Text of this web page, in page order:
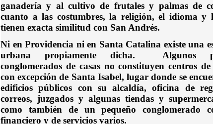
ganadería y al cultivo de frutales y palmas de
cuanto a las costumbres, la religión, el idioma y
tienen exacta similitud con San Andrés.
Ni en Providencia ni en Santa Catalina existe una
urbana propiamente dicha.
Algunos
conglomerados de casas no constituyen centros de
con excepción de Santa Isabel, lugar donde se
edificios públicos con su alcaldía, oficina de
correos, juzgados y algunas tiendas y
como también de un pequeño conglomerado
financiero y de servicios varios.